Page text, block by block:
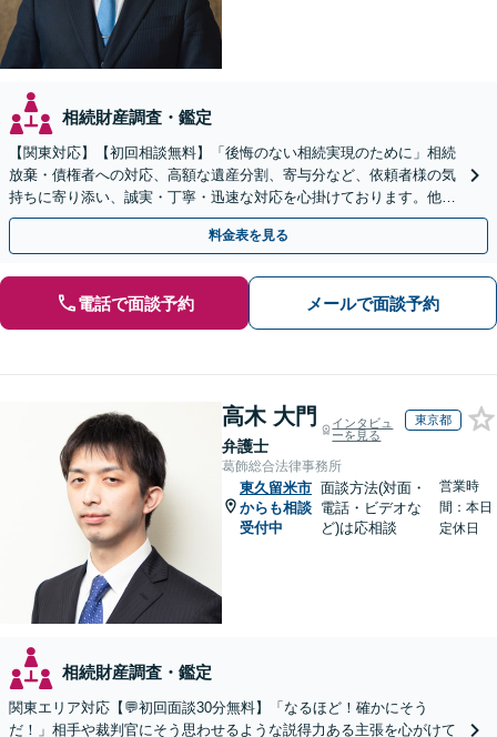
相続財産調査・鑑定
【関東対応】【初回相談無料】「後悔のない相続実現のために」相続
放棄・債権者への対応、高額な遺産分割、寄与分など、依頼者様の気
持ちに寄り添い、誠実・丁寧・迅速な対応を心掛けております。他士
業とも連携し円滑な相続を目指します【夜間相談可】
料金表を見る
電話で面談予約 メールで面談予約
高木 大門
弁護士
インタビュ
ーを見る
東京都
葛飾総合法律事務所
東久留米市
からも相談
受付中
面談方法(対面・
電話・ビデオな
ど)は応相談
営業時
間：本日
定休日
相続財産調査・鑑定
関東エリア対応【💬初回面談30分無料】「なるほど！確かにそう
だ！」相手や裁判官にそう思わせるような説得力ある主張を心がけて